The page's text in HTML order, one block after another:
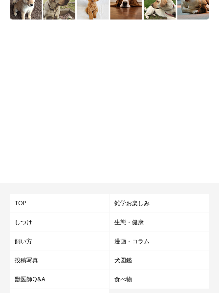
TOP 雑学お楽しみ
しつけ 生態・健康
飼い方 漫画・コラム
投稿写真 犬図鑑
獣医師Q&A 食べ物